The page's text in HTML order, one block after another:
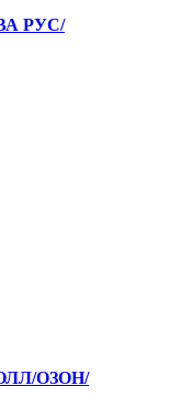
РУС/
ОЗОН/